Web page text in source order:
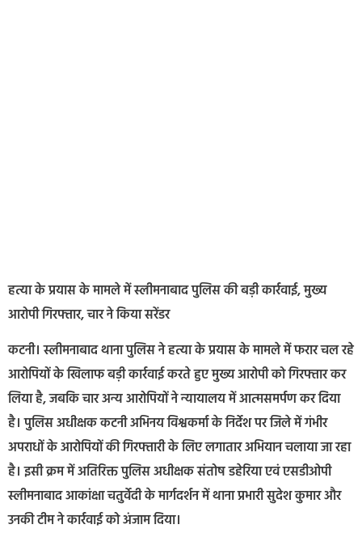
हत्या के प्रयास के मामले में स्लीमनाबाद पुलिस की बड़ी कार्रवाई, मुख्य
आरोपी गिरफ्तार, चार ने किया सरेंडर
कटनी। स्लीमनाबाद थाना पुलिस ने हत्या के प्रयास के मामले में फरार चल रहे
आरोपियों के खिलाफ बड़ी कार्रवाई करते हुए मुख्य आरोपी को गिरफ्तार कर
लिया है, जबकि चार अन्य आरोपियों ने न्यायालय में आत्मसमर्पण कर दिया
है। पुलिस अधीक्षक कटनी अभिनय विश्वकर्मा के निर्देश पर जिले में गंभीर
अपराधों के आरोपियों की गिरफ्तारी के लिए लगातार अभियान चलाया जा रहा
है। इसी क्रम में अतिरिक्त पुलिस अधीक्षक संतोष डहेरिया एवं एसडीओपी
स्लीमनाबाद आकांक्षा चतुर्वेदी के मार्गदर्शन में थाना प्रभारी सुदेश कुमार और
उनकी टीम ने कार्रवाई को अंजाम दिया।